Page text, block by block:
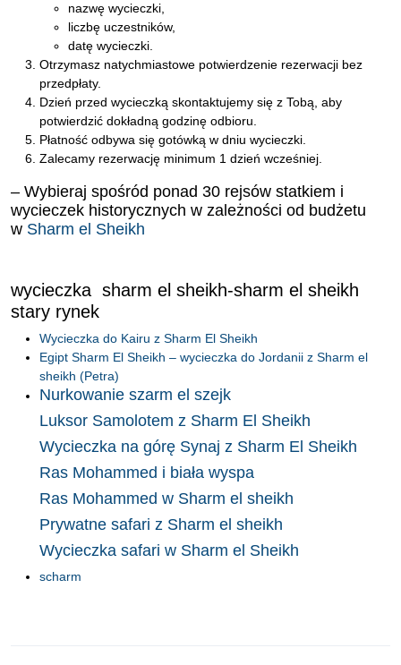
nazwę wycieczki,
liczbę uczestników,
datę wycieczki.
Otrzymasz natychmiastowe potwierdzenie rezerwacji bez
przedpłaty.
Dzień przed wycieczką skontaktujemy się z Tobą, aby
potwierdzić dokładną godzinę odbioru.
Płatność odbywa się gotówką w dniu wycieczki.
Zalecamy rezerwację minimum 1 dzień wcześniej.
– Wybieraj spośród ponad 30 rejsów statkiem i
wycieczek historycznych w zależności od budżetu
w Sharm el Sheikh
wycieczka sharm el sheikh-sharm el sheikh
stary rynek
Wycieczka do Kairu z Sharm El Sheikh
Egipt Sharm El Sheikh – wycieczka do Jordanii z Sharm el
sheikh (Petra)
Nurkowanie szarm el szejk
Luksor Samolotem z Sharm El Sheikh
Wycieczka na górę Synaj z Sharm El Sheikh
Ras Mohammed i biała wyspa
Ras Mohammed w Sharm el sheikh
Prywatne safari z Sharm el sheikh
Wycieczka safari w Sharm el Sheikh
scharm